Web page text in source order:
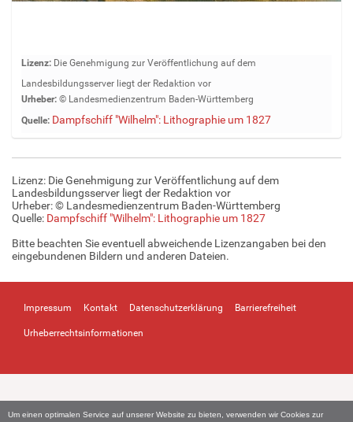
Um einen optimalen Service auf unserer Website zu bieten, verwenden wir Cookies zur
Z
e
i
e
B
i
i
n
l
G
ß
Lizenz: Die Genehmigung zur Veröffentlichung auf dem
Landesbildungsserver liegt der Redaktion vor
Urheber: © Landesmedienzentrum Baden-Württemberg
Quelle: Dampfschiff "Wilhelm": Lithographie um 1827
Lizenz: Die Genehmigung zur Veröffentlichung auf dem
Landesbildungsserver liegt der Redaktion vor
Urheber: © Landesmedienzentrum Baden-Württemberg
Quelle: Dampfschiff "Wilhelm": Lithographie um 1827
Bitte beachten Sie eventuell abweichende Lizenzangaben bei den
eingebundenen Bildern und anderen Dateien.
Impressum Kontakt Datenschutzerklärung Barrierefreiheit
Urheberrechtsinformationen